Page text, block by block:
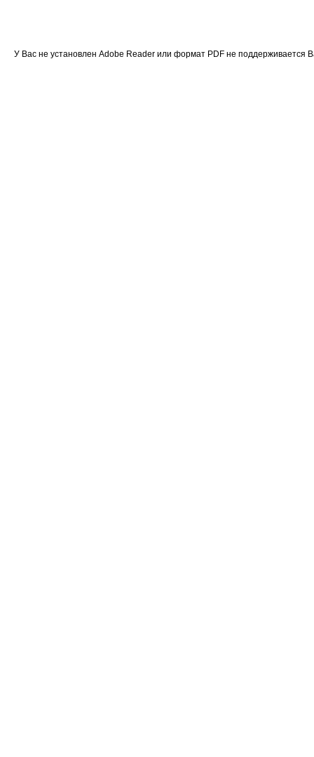
У Вас не установлен Adobe Reader или формат PDF не поддерживается